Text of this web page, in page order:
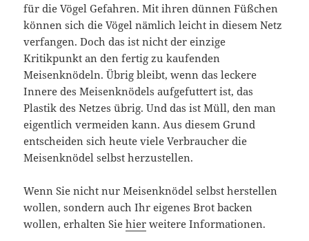
für die Vögel Gefahren. Mit ihren dünnen Füßchen
können sich die Vögel nämlich leicht in diesem Netz
verfangen. Doch das ist nicht der einzige
Kritikpunkt an den fertig zu kaufenden
Meisenknödeln. Übrig bleibt, wenn das leckere
Innere des Meisenknödels aufgefuttert ist, das
Plastik des Netzes übrig. Und das ist Müll, den man
eigentlich vermeiden kann. Aus diesem Grund
entscheiden sich heute viele Verbraucher die
Meisenknödel selbst herzustellen.
Wenn Sie nicht nur Meisenknödel selbst herstellen
wollen, sondern auch Ihr eigenes Brot backen
wollen, erhalten Siehier weitere Informationen.